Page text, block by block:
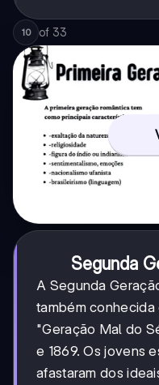
10 of 33
Segunda
A Segunda
também
"Geração Mal do
e 1869. Os jovens
afastaram dos